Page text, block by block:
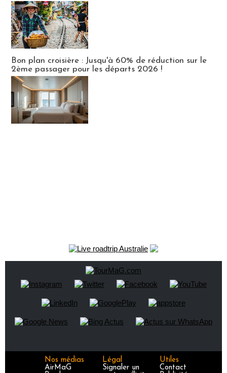
Bon plan croisière : Jusqu'à 60% de réduction sur le
2ème passager pour les départs 2026 !
Nos médias
AirMaG
Légal
Signaler un
Utiles
Contact